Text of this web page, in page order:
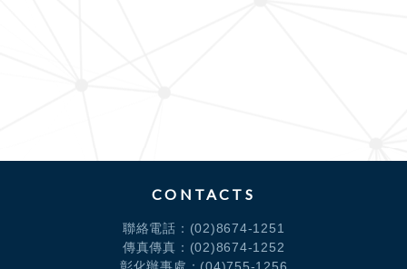
CONTACTS
聯絡電話： (02)8674-1251
傳真傳真：(02)8674-1252